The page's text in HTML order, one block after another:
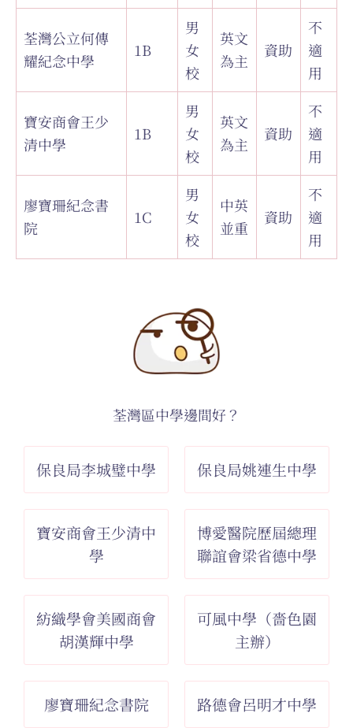
荃灣公立何傳
耀紀念中學
1B
男
女
校
英文
為主
資助
不
適
用
寶安商會王少
清中學
1B
男
女
校
英文
為主
資助
不
適
用
廖寶珊紀念書
院
1C
男
女
校
中英
並重
資助
不
適
用
荃灣區中學邊間好？
保良局李城璧中學 保良局姚連生中學
寶安商會王少清中
學
博愛醫院歷屆總理
聯誼會梁省德中學
紡織學會美國商會
胡漢輝中學
可風中學（嗇色園
主辦）
廖寶珊紀念書院 路德會呂明才中學